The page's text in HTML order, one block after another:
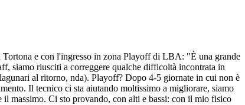
e con l'ingresso in zona Playoff di LBA: "È una grande
siamo riusciti a correggere qualche difficoltà incontrata in
al ritorno, nda). Playoff? Dopo 4-5 giornate in cui non è
Il tecnico ci sta aiutando moltissimo a migliorare, siamo
massimo. Ci sto provando, con alti e bassi: con il mio fisico